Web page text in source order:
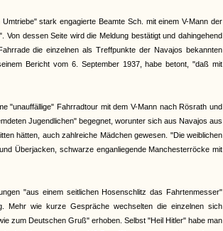
stark engagierte Beamte Sch. mit einem V-Mann der
dessen Seite wird die Meldung bestätigt und dahingehend
die einzelnen als Treffpunkte der Navajos bekannten
Bericht vom 6. September 1937, habe betont, "daß mit
"unauffällige" Fahrradtour mit dem V-Mann nach Rösrath und
Jugendlichen" begegnet, worunter sich aus Navajos aus
hätten, auch zahlreiche Mädchen gewesen. "Die weiblichen
Überjacken, schwarze enganliegende Manchesterröcke mit
"aus einem seitlichen Hosenschlitz das Fahrtenmesser"
Mehr wie kurze Gespräche wechselten die einzelnen sich
zum Deutschen Gruß" erhoben. Selbst "Heil Hitler" habe man